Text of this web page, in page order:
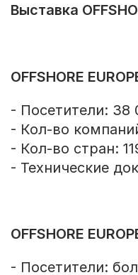
Выставка
OFFSHORE
- Посетители: 38
- Кол-во
- Кол-во стран:
- Технические
OFFSHORE
- Посетители: